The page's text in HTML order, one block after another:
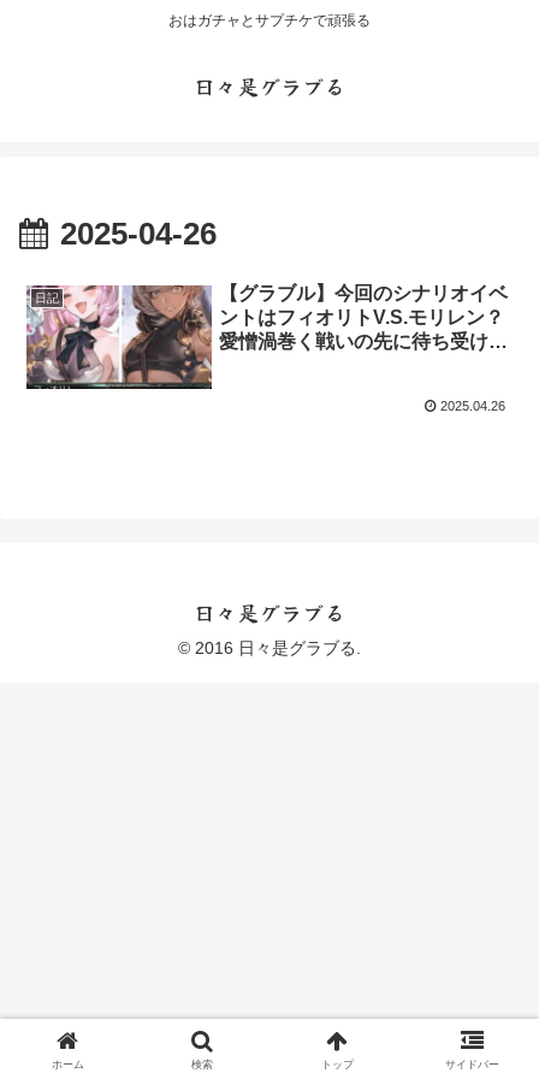
おはガチャとサプチケで頑張る
日々是グラブる
2025-04-26
日記
【グラブル】今回のシナリオイベ
ントはフィオリトV.S.モリレン？
愛憎渦巻く戦いの先に待ち受けて
2025.04.26
日々是グラブる
© 2016 日々是グラブる.
ホーム 検索 トップ サイドバー